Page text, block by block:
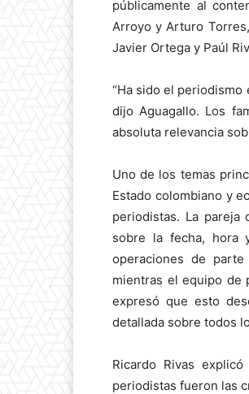
públicamente al
Arroyo y Arturo
Javier Ortega y Paúl
“Ha sido el periodismo
dijo Aguagallo. Los
absoluta relevancia
Uno de los temas
Estado colombiano y
periodistas. La pareja
sobre la fecha, hora
operaciones de
mientras el equipo de
expresó que esto
detallada sobre todos
Ricardo Rivas
periodistas fueron las